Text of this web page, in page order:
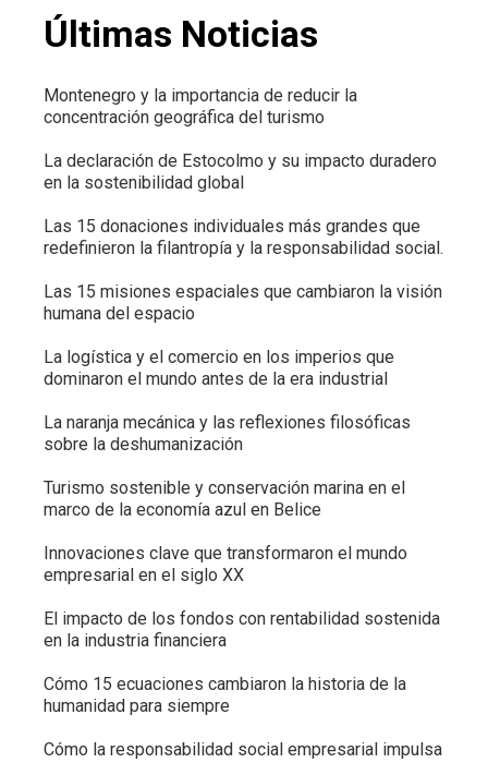
Últimas Noticias
Montenegro y la importancia de reducir la
concentración geográfica del turismo
La declaración de Estocolmo y su impacto duradero
en la sostenibilidad global
Las 15 donaciones individuales más grandes que
redefinieron la filantropía y la responsabilidad social.
Las 15 misiones espaciales que cambiaron la visión
humana del espacio
La logística y el comercio en los imperios que
dominaron el mundo antes de la era industrial
La naranja mecánica y las reflexiones filosóficas
sobre la deshumanización
Turismo sostenible y conservación marina en el
marco de la economía azul en Belice
Innovaciones clave que transformaron el mundo
empresarial en el siglo XX
El impacto de los fondos con rentabilidad sostenida
en la industria financiera
Cómo 15 ecuaciones cambiaron la historia de la
humanidad para siempre
Cómo la responsabilidad social empresarial impulsa